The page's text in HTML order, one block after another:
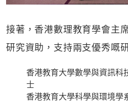
接著，香港數理教育學會主
研究資助，支持兩支優秀嘅
香港教育大學數學與資訊科
士
香港教育大學科學與環境學